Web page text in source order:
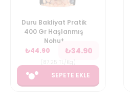
Duru Bakliyat Pratik
400 Gr Haşlanmış
Nohut
₺44.90 ₺34.90
SEPETE EKLE